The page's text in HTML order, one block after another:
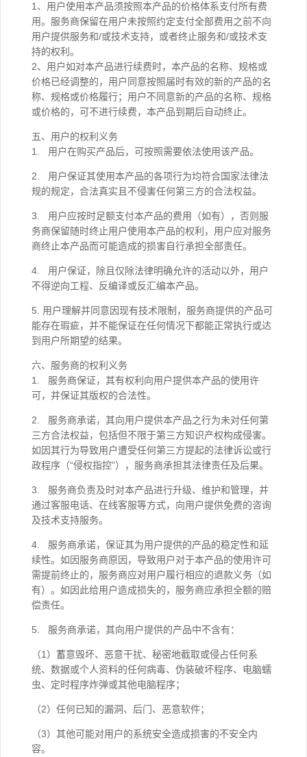
1、用户使用本产品须按照本产品的价格体系支付所有费
用。服务商保留在用户未按照约定支付全部费用之前不向
用户提供服务和/或技术支持，或者终止服务和/或技术支
持的权利。
2、用户如对本产品进行续费时，本产品的名称、规格或
价格已经调整的，用户同意按照届时有效的新的产品的名
称、规格或价格履行；用户不同意新的产品的名称、规格
或价格的，可不进行续费，本产品到期后自动终止。
五、用户的权利义务
1. 用户在购买产品后，可按照需要依法使用该产品。
2. 用户保证其使用本产品的各项行为均符合国家法律法
规的规定，合法真实且不侵害任何第三方的合法权益。
3. 用户应按时足额支付本产品的费用（如有），否则服
务商保留随时终止用户使用本产品的权利，用户应对服务
商终止本产品而可能造成的损害自行承担全部责任。
4. 用户保证，除且仅除法律明确允许的活动以外，用户
不得逆向工程、反编译或反汇编本产品。
5. 用户理解并同意因现有技术限制，服务商提供的产品可
能存在瑕疵，并不能保证在任何情况下都能正常执行或达
到用户所期望的结果。
六、服务商的权利义务
1. 服务商保证，其有权利向用户提供本产品的使用许
可，并保证其版权的合法性。
2. 服务商承诺，其向用户提供本产品之行为未对任何第
三方合法权益，包括但不限于第三方知识产权构成侵害。
如因其行为导致用户遭受任何第三方提起的法律诉讼或行
政程序（“侵权指控”），服务商承担其法律责任及后果。
3. 服务商负责及时对本产品进行升级、维护和管理，并
通过客服电话、在线客服等方式，向用户提供免费的咨询
及技术支持服务。
4. 服务商承诺，保证其为用户提供的产品的稳定性和延
续性。如因服务商原因，导致用户对于本产品的使用许可
需提前终止的，服务商应对用户履行相应的退款义务（如
有）。如因此给用户造成损失的，服务商应承担全额的赔
偿责任。
5. 服务商承诺，其向用户提供的产品中不含有：
（1）蓄意毁坏、恶意干扰、秘密地截取或侵占任何系
统、数据或个人资料的任何病毒、伪装破坏程序、电脑蠕
虫、定时程序炸弹或其他电脑程序；
（2）任何已知的漏洞、后门、恶意软件；
（3）其他可能对用户的系统安全造成损害的不安全内
容。